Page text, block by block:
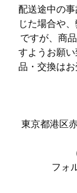
配送途中の
じた場合や
ですが、商
すようお願
品・交換は
東京都港区
フォ